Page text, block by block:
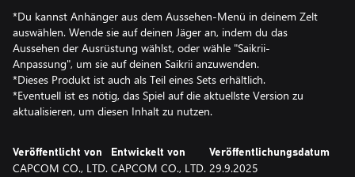
*Du kannst Anhänger aus dem Aussehen-Menü in deinem Zelt
auswählen. Wende sie auf deinen Jäger an, indem du das
Aussehen der Ausrüstung wählst, oder wähle "Saikrii-
Anpassung", um sie auf deinen Saikrii anzuwenden.
*Dieses Produkt ist auch als Teil eines Sets erhältlich.
*Eventuell ist es nötig, das Spiel auf die aktuellste Version zu
aktualisieren, um diesen Inhalt zu nutzen.
Veröffentlicht von
CAPCOM CO., LTD.
Entwickelt von
CAPCOM CO., LTD.
Veröffentlichungsdatum
29.9.2025